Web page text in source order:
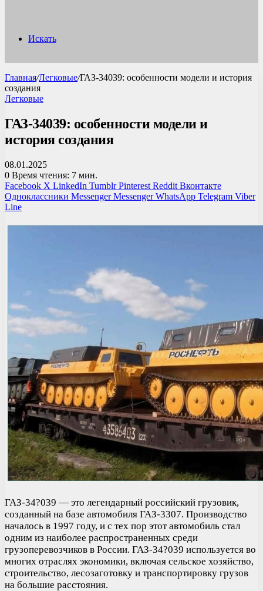
Искать
Главная/Легковые/ГАЗ-34039: особенности модели и история
создания
Легковые
ГАЗ-34039: особенности модели и
история создания
08.01.2025
0 Время чтения: 7 мин.
Facebook X LinkedIn Tumblr Pinterest Reddit Вконтакте
Одноклассники Messenger Messenger WhatsApp Telegram Viber
Line
ГАЗ-34?039 — это легендарный российский грузовик,
созданный на базе автомобиля ГАЗ-3307. Производство
началось в 1997 году, и с тех пор этот автомобиль стал
одним из наиболее распространенных среди
грузоперевозчиков в России. ГАЗ-34?039 используется во
многих отраслях экономики, включая сельское хозяйство,
строительство, лесозаготовку и транспортировку грузов
на большие расстояния.